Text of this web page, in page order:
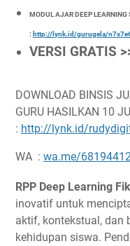
MODUL AJAR DEEP
: http://lynk.id/gurugela/
VERSI GRATIS
DOWNLOAD BINSIS
GURU HASILKAN 10
: http://lynk.id/
WA : wa.me/
RPP Deep Learning
inovatif untuk
aktif, kontekstual, dan
kehidupan siswa.